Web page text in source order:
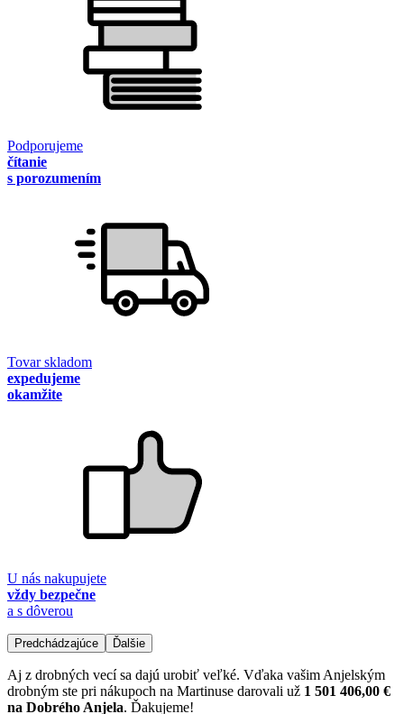
Podporujeme
čítanie
s porozumením
Tovar skladom
expedujeme
okamžite
U nás nakupujete
vždy bezpečne
a s dôverou
Predchádzajúce Ďalšie
Aj z drobných vecí sa dajú urobiť veľké. Vďaka vašim Anjelským
drobným ste pri nákupoch na Martinuse darovali už 1 501 406,00 €
na Dobrého Anjela. Ďakujeme!